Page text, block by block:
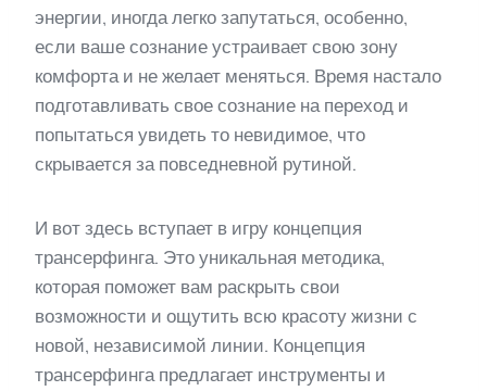
энергии, иногда легко запутаться, особенно,
если ваше сознание устраивает свою зону
комфорта и не желает меняться. Время настало
подготавливать свое сознание на переход и
попытаться увидеть то невидимое, что
скрывается за повседневной рутиной.
И вот здесь вступает в игру концепция
трансерфинга. Это уникальная методика,
которая поможет вам раскрыть свои
возможности и ощутить всю красоту жизни с
новой, независимой линии. Концепция
трансерфинга предлагает инструменты и